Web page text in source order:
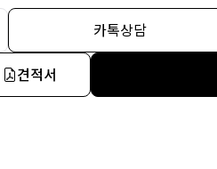
카톡상담
견적서